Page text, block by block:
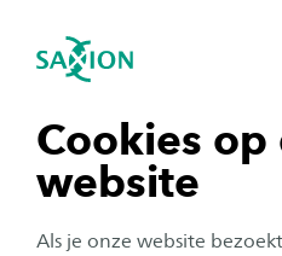
Cookies op
website
Als je onze website
Navigatie openen
tonen
tonen
sluiten
Testimonials
Alle ervaringen